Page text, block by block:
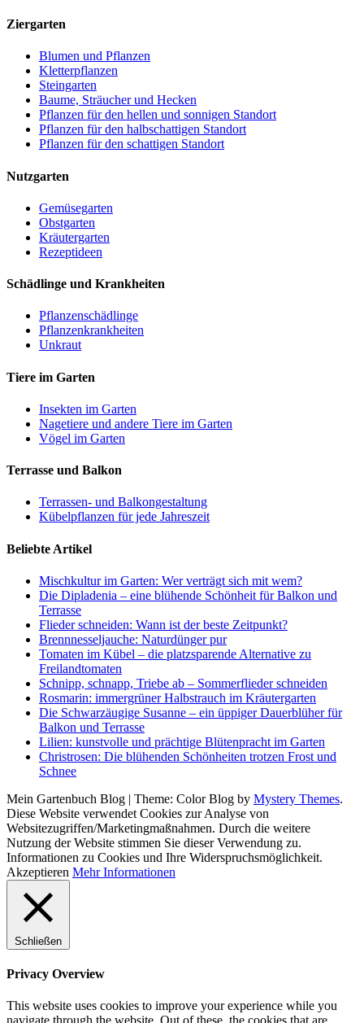
Ziergarten
Blumen und Pflanzen
Kletterpflanzen
Steingarten
Baume, Sträucher und Hecken
Pflanzen für den hellen und sonnigen Standort
Pflanzen für den halbschattigen Standort
Pflanzen für den schattigen Standort
Nutzgarten
Gemüsegarten
Obstgarten
Kräutergarten
Rezeptideen
Schädlinge und Krankheiten
Pflanzenschädlinge
Pflanzenkrankheiten
Unkraut
Tiere im Garten
Insekten im Garten
Nagetiere und andere Tiere im Garten
Vögel im Garten
Terrasse und Balkon
Terrassen- und Balkongestaltung
Kübelpflanzen für jede Jahreszeit
Beliebte Artikel
Mischkultur im Garten: Wer verträgt sich mit wem?
Die Dipladenia – eine blühende Schönheit für Balkon und
Terrasse
Flieder schneiden: Wann ist der beste Zeitpunkt?
Brennnesseljauche: Naturdünger pur
Tomaten im Kübel – die platzsparende Alternative zu
Freilandtomaten
Schnipp, schnapp, Triebe ab – Sommerflieder schneiden
Rosmarin: immergrüner Halbstrauch im Kräutergarten
Die Schwarzäugige Susanne – ein üppiger Dauerblüher für
Balkon und Terrasse
Lilien: kunstvolle und prächtige Blütenpracht im Garten
Christrosen: Die blühenden Schönheiten trotzen Frost und
Schnee
Mein Gartenbuch Blog | Theme: Color Blog by Mystery Themes.
Diese Website verwendet Cookies zur Analyse von
Websitezugriffen/Marketingmaßnahmen. Durch die weitere
Nutzung der Website stimmen Sie dieser Verwendung zu.
Informationen zu Cookies und Ihre Widerspruchsmöglichkeit.
Akzeptieren Mehr Informationen
Schließen
Privacy Overview
This website uses cookies to improve your experience while you